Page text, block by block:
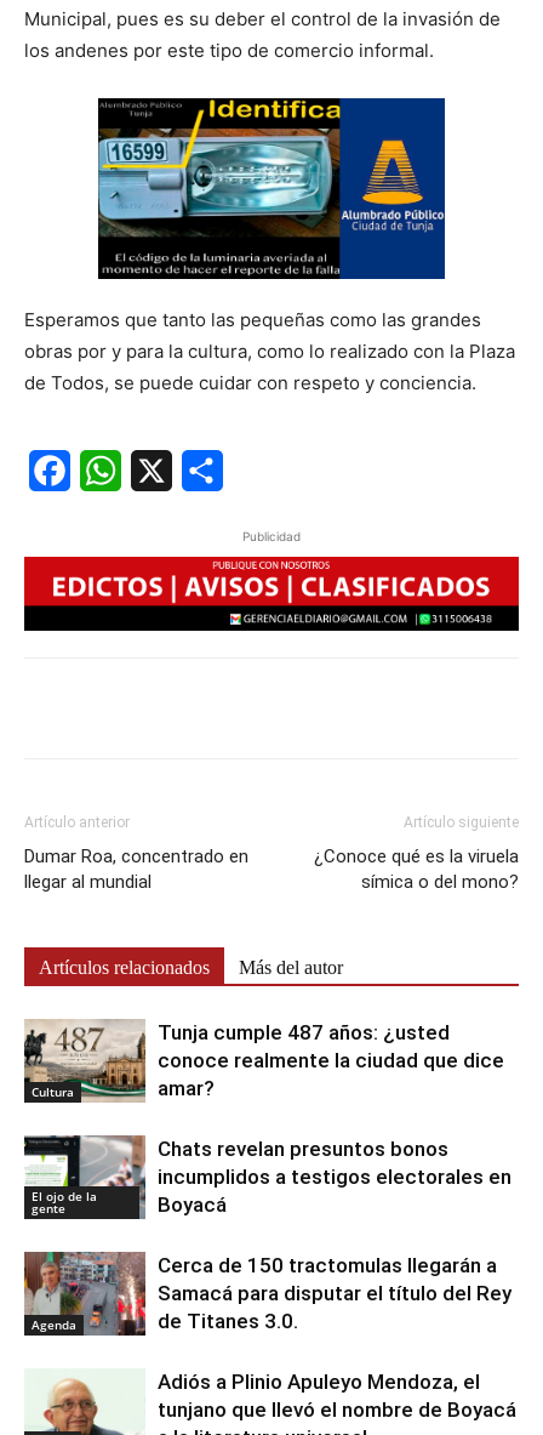
Municipal, pues es su deber el control de la invasión de
los andenes por este tipo de comercio informal.
Esperamos que tanto las pequeñas como las grandes
obras por y para la cultura, como lo realizado con la Plaza
de Todos, se puede cuidar con respeto y conciencia.
FacebookWhatsApp
Publicidad
Artículo anterior
Dumar Roa, concentrado en
llegar al mundial
Artículo siguiente
¿Conoce qué es la viruela
símica o del mono?
Artículos relacionados Más del autor
Cultura
Tunja cumple 487 años: ¿usted
conoce realmente la ciudad que dice
amar?
El ojo de la
gente
Chats revelan presuntos bonos
incumplidos a testigos electorales en
Boyacá
Agenda
Cerca de 150 tractomulas llegarán a
Samacá para disputar el título del Rey
de Titanes 3.0.
Adiós a Plinio Apuleyo Mendoza, el
tunjano que llevó el nombre de Boyacá